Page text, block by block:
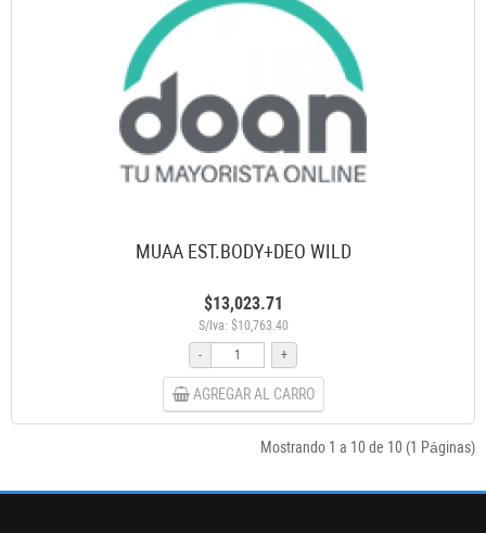
MUAA EST.BODY+DEO WILD
$13,023.71
S/Iva: $10,763.40
-
+
AGREGAR AL CARRO
Mostrando 1 a 10 de 10 (1 Páginas)